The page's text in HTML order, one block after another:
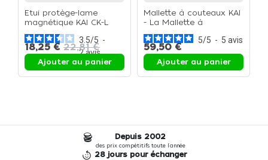
Etui protège-lame
magnétique KAI CK-L
(Large) - L'Etui protège-
lame
3.5/5 -
2avis
18,25 € 22,81 €
Ajouter au panier
Mallette à couteaux KAI
- La Mallette à
couteaux
5/5 - 5 avis
59,50 €
Ajouter au panier
Depuis 2002
des prix compétitifs toute l'année
28 jours pour échanger